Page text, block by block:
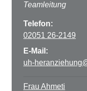
Teamleitung
Telefon:
02051 26-2149
E-Mail:
uh-
Frau Ahmeti